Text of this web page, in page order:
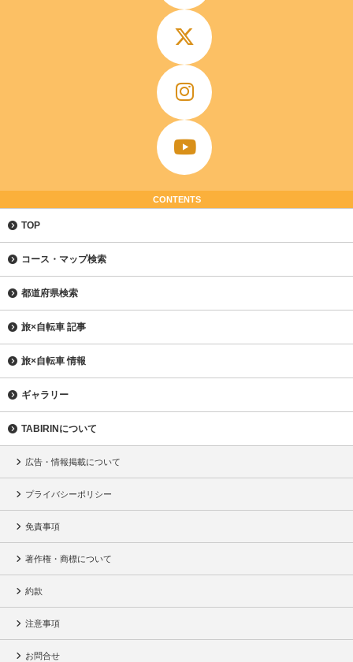
CONTENTS
TOP
コース・マップ検索
都道府県検索
旅×自転車 記事
旅×自転車 情報
ギャラリー
TABIRINについて
広告・情報掲載について
プライバシーポリシー
免責事項
著作権・商標について
約款
注意事項
お問合せ